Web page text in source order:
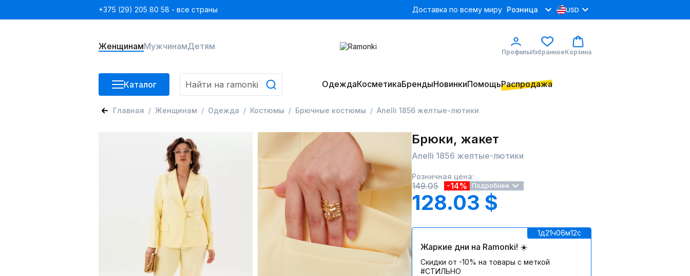
+375 (29) 205 80 58 - все страны Доставка по всему миру Розница USD
ЖенщинамМужчинамДетям
ПрофильИзбранноеКорзина
Каталог ОдеждаКосметикаБрендыНовинкиПомощьРаспродажа
Главная Женщинам Одежда Костюмы Брючные костюмы Anelli 1856 желтые-лютики
Брюки, жакет
Anelli 1856 желтые-лютики
Розничная цена:
149.05 -14% Подробнее
128.03 $
1д21ч06м12c
Жаркие дни на Ramonki! ☀️
Скидки от -10% на товары с меткой
#СТИЛЬНО